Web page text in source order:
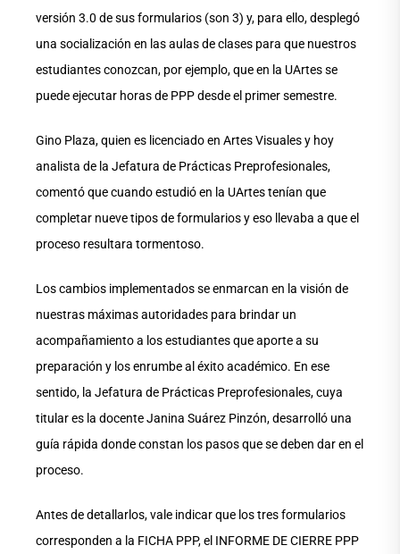
versión 3.0 de sus formularios (son 3) y, para ello, desplegó
una socialización en las aulas de clases para que nuestros
estudiantes conozcan, por ejemplo, que en la UArtes se
puede ejecutar horas de PPP desde el primer semestre.
Gino Plaza, quien es licenciado en Artes Visuales y hoy
analista de la Jefatura de Prácticas Preprofesionales,
comentó que cuando estudió en la UArtes tenían que
completar nueve tipos de formularios y eso llevaba a que el
proceso resultara tormentoso.
Los cambios implementados se enmarcan en la visión de
nuestras máximas autoridades para brindar un
acompañamiento a los estudiantes que aporte a su
preparación y los enrumbe al éxito académico. En ese
sentido, la Jefatura de Prácticas Preprofesionales, cuya
titular es la docente Janina Suárez Pinzón, desarrolló una
guía rápida donde constan los pasos que se deben dar en el
proceso.
Antes de detallarlos, vale indicar que los tres formularios
corresponden a la FICHA PPP, el INFORME DE CIERRE PPP